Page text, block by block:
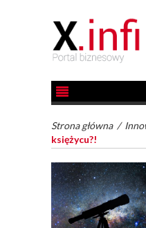
Strona główna /
księżycu?!